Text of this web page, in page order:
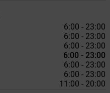
6:00 - 23:00
6:00 - 23:00
6:00 - 23:00
6:00 - 23:00
6:00 - 23:00
6:00 - 23:00
11:00 - 20:00